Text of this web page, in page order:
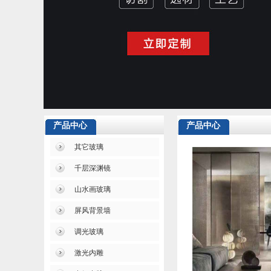
产品中心
其它玻璃
千层深渊镜
山水画玻璃
屏风背景墙
调光玻璃
激光内雕
产品中心